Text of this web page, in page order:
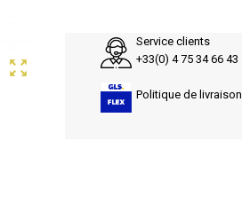
zoom_out_map
Service clients
+33(0) 4 75 34 66 43
Politique de livraison